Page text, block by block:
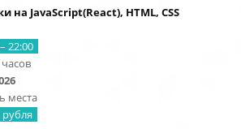
на JavaScript(React), HTML, CSS
22:00
места